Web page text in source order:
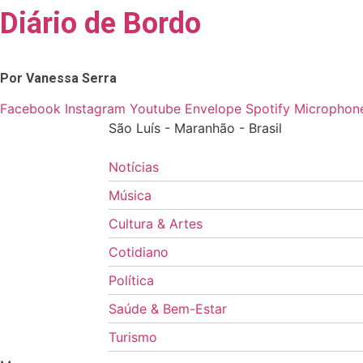
Skip
to
Diário de Bordo
Por Vanessa Serra
Facebook Instagram Youtube Envelope Spotify
São Luís - Maranhão - Brasil
Notícias
Música
Cultura & Artes
Cotidiano
Política
Saúde & Bem-Estar
Turismo